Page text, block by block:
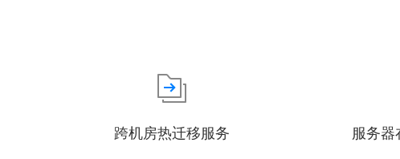
跨机房热迁移服务 服务器